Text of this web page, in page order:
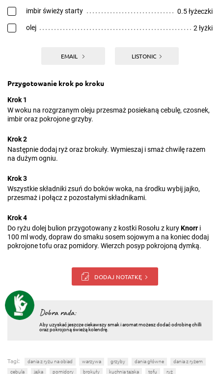
imbir świeży starty 0.5 łyżeczki
olej 2 łyżki
EMAIL LISTONIC
Przygotowanie krok po kroku
Krok 1
W woku na rozgrzanym oleju przesmaż posiekaną cebulę, czosnek,
imbir oraz pokrojone grzyby.
Krok 2
Następnie dodaj ryż oraz brokuły. Wymieszaj i smaż chwilę razem
na dużym ogniu.
Krok 3
Wszystkie składniki zsuń do boków woka, na środku wybij jajko,
przesmaż i połącz z pozostałymi składnikami.
Krok 4
Do ryżu dolej bulion przygotowany z kostki Rosołu z kuryKnorr i
100 ml wody, dopraw do smaku sosem sojowym a na koniec dodaj
pokrojone tofu oraz pomidory. Wierzch posyp pokrojoną dymką.
DODAJ NOTATKĘ
Dobra rada:
Aby uzyskać jeszcze ciekawszy smak i aromat możesz dodać odrobinę chilli
oraz pokrojoną świeżą kolendrę.
Tagi: dania z ryżu na obiad warzywa grzyby dania główne
dania z ryżem
cebula
jajka pomidory brokuły kuchnia tajska tofu
ryż